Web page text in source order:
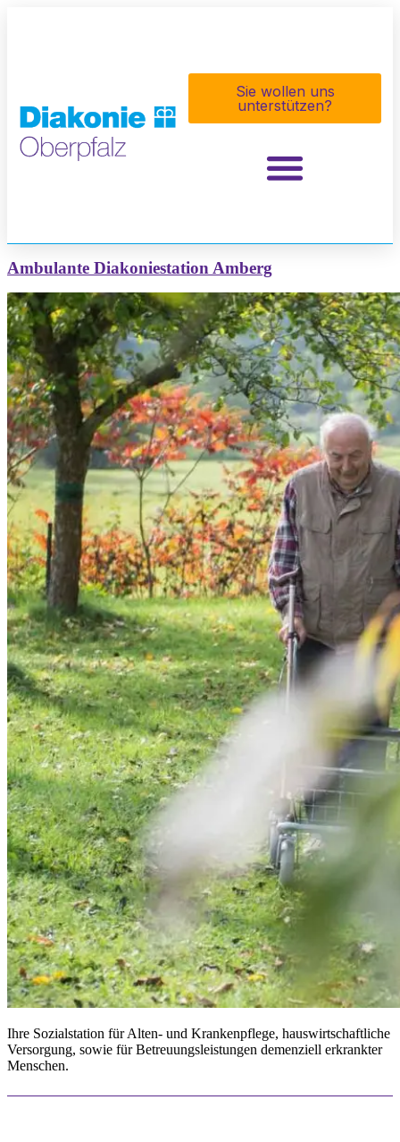
Sie wollen uns
unterstützen?
Ambulante Diakoniestation Amberg
Ihre Sozialstation für Alten- und Krankenpflege, hauswirtschaftliche
Versorgung, sowie für Betreuungsleistungen demenziell erkrankter
Menschen.